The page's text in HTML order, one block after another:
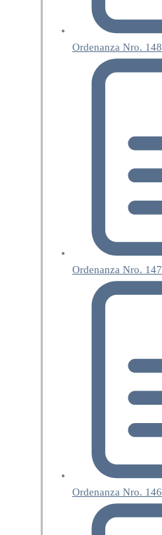
Ordenanza Nro. 148
Ordenanza Nro. 147
Ordenanza Nro. 146